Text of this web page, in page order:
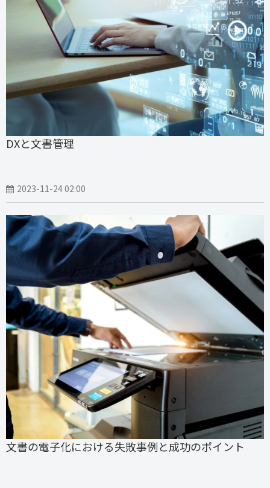
DXと文書管理
2023-11-24 02:00
文書の電子化における失敗事例と成功のポイント